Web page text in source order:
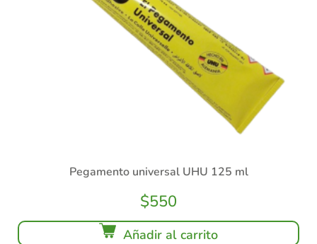
Pegamento universal UHU 125 ml
$550
Añadir al carrito